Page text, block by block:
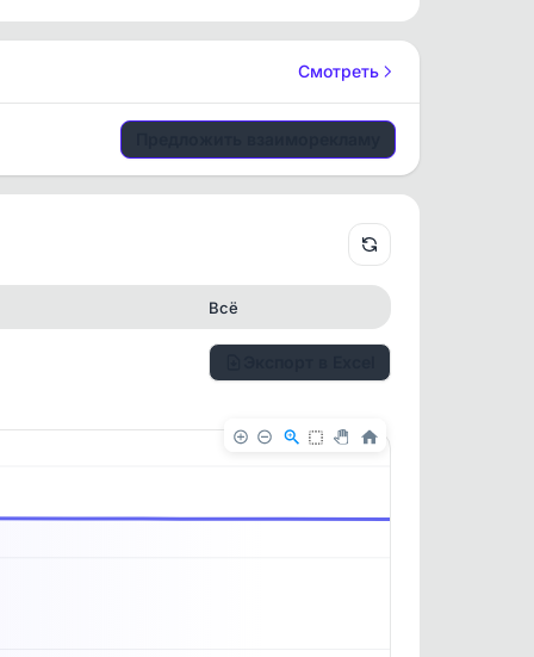
Смотреть
По
Всё